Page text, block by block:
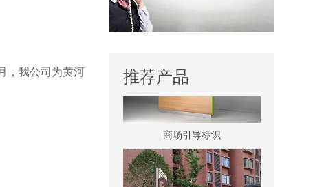
，我公司为黄河
推荐产品
商场引导标识